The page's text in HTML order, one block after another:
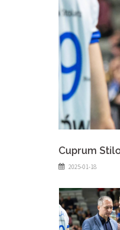
Cuprum
2025-01-18